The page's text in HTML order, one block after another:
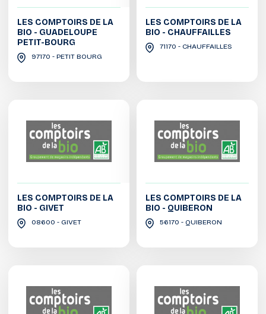
LES COMPTOIRS DE LA
BIO - GUADELOUPE
PETIT-BOURG
97170 - PETIT BOURG
LES COMPTOIRS DE LA
BIO - CHAUFFAILLES
71170 - CHAUFFAILLES
LES COMPTOIRS DE LA
BIO - GIVET
08600 - GIVET
LES COMPTOIRS DE LA
BIO - QUIBERON
56170 - QUIBERON